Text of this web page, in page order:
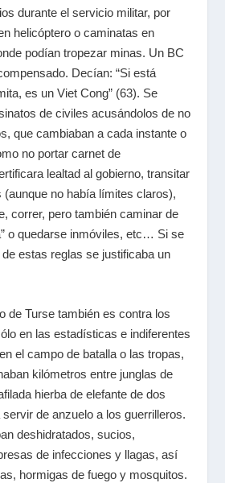
durante el servicio militar, por
helicóptero o caminatas en
podían tropezar minas. Un BC
Decían: “Si está
es un Viet Cong” (63). Se
de civiles acusándolos de no
que cambiaban a cada instante o
no portar carnet de
lealtad al gobierno, transitar
(aunque no había límites claros),
correr, pero también caminar de
o quedarse inmóviles, etc… Si se
estas reglas se justificaba un
de Turse también es contra los
en las estadísticas e indiferentes
el campo de batalla o las tropas,
kilómetros entre junglas de
hierba de elefante de dos
de anzuelo a los guerrilleros.
deshidratados, sucios,
de infecciones y llagas, así
hormigas de fuego y mosquitos.